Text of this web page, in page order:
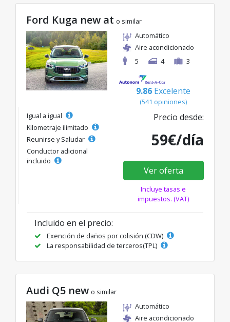
Ford Kuga new at o similar
Automático
Aire acondicionado
5
4 3
9.86 Excelente
(541 opiniones)
Igual a igual
Kilometraje ilimitado
Reunirse y Saludar
Conductor adicional
incluido
Precio desde:
59€/día
Ver oferta
Incluye tasas e
impuestos. (VAT)
Incluido en el precio:
Exención de daños por colisión (CDW)
La responsabilidad de terceros(TPL)
Audi Q5 new o similar
Automático
Aire acondicionado